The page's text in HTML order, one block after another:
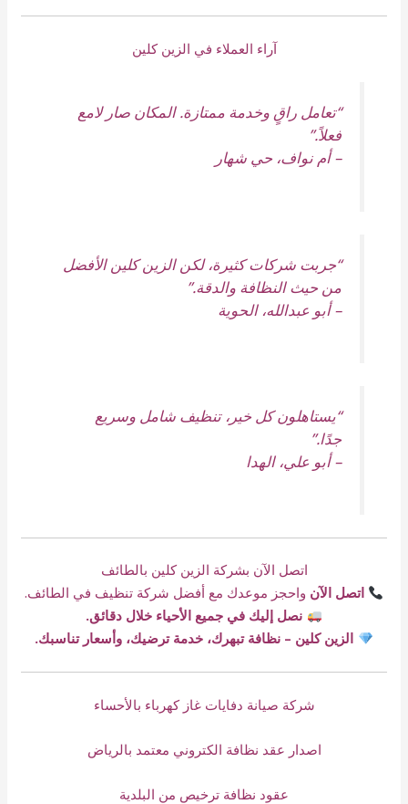
آراء العملاء في الزين كلين
“تعامل راقٍ وخدمة ممتازة. المكان صار لامع
فعلاً.”
–أم نواف، حي شهار
“جربت شركات كثيرة، لكن الزين كلين الأفضل
من حيث النظافة والدقة.”
–أبو عبدالله، الحوية
“يستاهلون كل خير، تنظيف شامل وسريع
جدًا.”
–أبو علي، الهدا
اتصل الآن بشركة الزين كلين بالطائف
اتصل الآن واحجز موعدك مع أفضل شركة تنظيف في الطائف.
نصل إليك في جميع الأحياء خلال دقائق.
الزين كلين – نظافة تبهرك، خدمة ترضيك، وأسعار تناسبك.
شركة صيانة دفايات غاز كهرباء بالأحساء
اصدار عقد نظافة الكتروني معتمد بالرياض
عقود نظافة ترخيص من البلدية